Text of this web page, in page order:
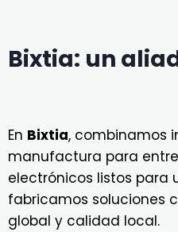
Bixtia: un
En Bixtia, combinamos
manufactura para
electrónicos listos para
fabricamos soluciones
global y calidad local.